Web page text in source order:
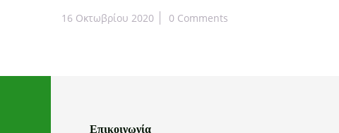
16 Οκτωβρίου 2020 0 Comments
Επικοινωνία